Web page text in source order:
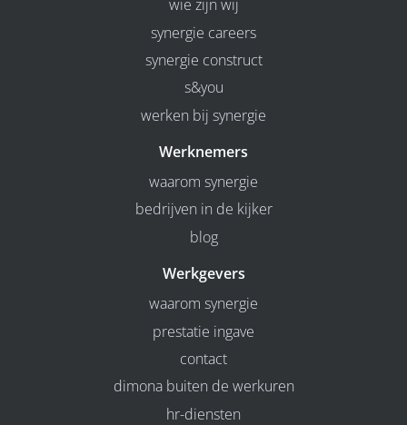
wie zijn wij
synergie careers
synergie construct
s&you
werken bij synergie
Werknemers
waarom synergie
bedrijven in de kijker
blog
Werkgevers
waarom synergie
prestatie ingave
contact
dimona buiten de werkuren
hr-diensten